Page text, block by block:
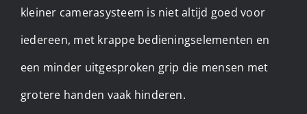
kleiner camerasysteem is niet altijd goed voor
iedereen, met krappe bedieningselementen en
een minder uitgesproken grip die mensen met
grotere handen vaak hinderen.